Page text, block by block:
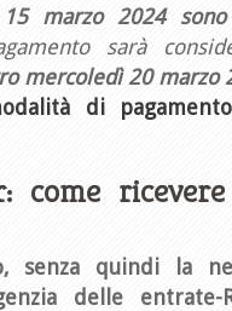
marzo 2024
sarà
mercoledì 20 marzo
di pagamento
come
senza quindi la
delle entrate-